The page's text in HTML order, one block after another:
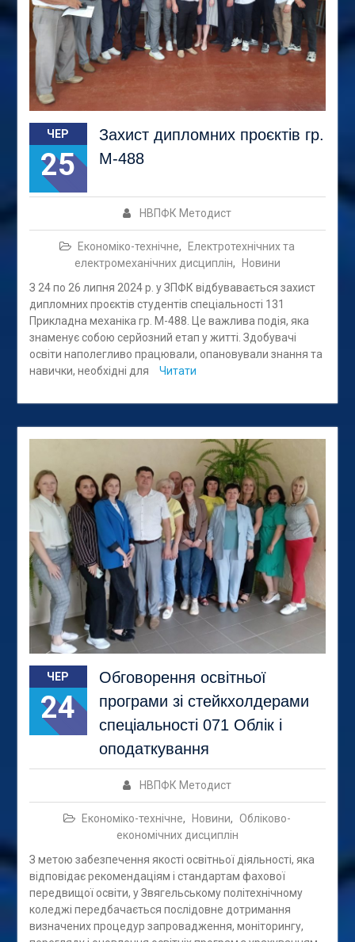
ЧЕР
25
Захист дипломних проєктів гр.
М-488
НВПФК Методист
Економіко-технічне,
Електротехнічних та
електромеханічних дисциплін,
Новини
З 24 по 26 липня 2024 р. у ЗПФК відбувавається захист
дипломних проєктів студентів спеціальності 131
Прикладна механіка гр. М-488. Це важлива подія, яка
знаменує собою серйозний етап у житті. Здобувачі
освіти наполегливо працювали, опановували знання та
навички, необхідні для
Читати
ЧЕР
24
Обговорення освітньої
програми зі стейкхолдерами
спеціальності 071 Облік і
оподаткування
НВПФК Методист
Економіко-технічне, Новини, Обліково-
економічних дисциплін
З метою забезпечення якості освітньої діяльності, яка
відповідає рекомендаціям і стандартам фахової
передвищої освіти, у Звягельському політехнічному
коледжі передбачається послідовне дотримання
визначених процедур запровадження, моніторингу,